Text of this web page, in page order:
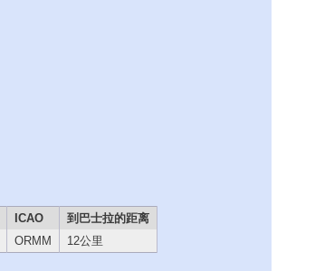
ICAO
到巴士拉的距离
ORMM 12公里